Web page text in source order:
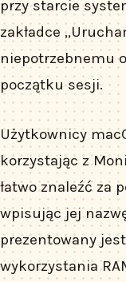
przy starcie
zakładce
niepotrzebnemu
początku sesji.
Użytkownicy
korzystając z
łatwo znaleźć za
wpisując jej
prezentowany
wykorzystania